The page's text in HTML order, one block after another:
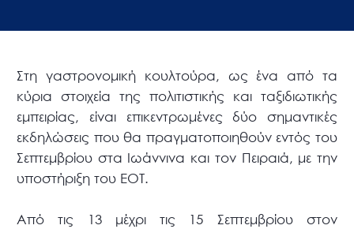
Στη γαστρονομική κουλτούρα, ως ένα από τα
κύρια στοιχεία της πολιτιστικής και ταξιδιωτικής
εμπειρίας, είναι επικεντρωμένες δύο σημαντικές
εκδηλώσεις που θα πραγματοποιηθούν εντός του
Σεπτεμβρίου στα Ιωάννινα και τον Πειραιά, με την
υποστήριξη του ΕΟΤ.
Από τις 13 μέχρι τις 15 Σεπτεμβρίου στον